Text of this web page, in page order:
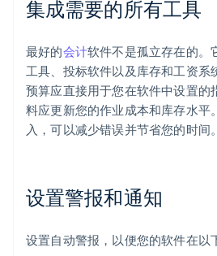
集成需要的所有工具
最好的会计软件不是孤立存在的。
工具、投标软件以及库存和工资系
预算应直接用于您在软件中设置的
料应更新您的作业成本和库存水平
入，可以减少错误并节省您的时间。
设置警报和通知
设置自动警报，以便您的软件在以
爱尔兰
English
English